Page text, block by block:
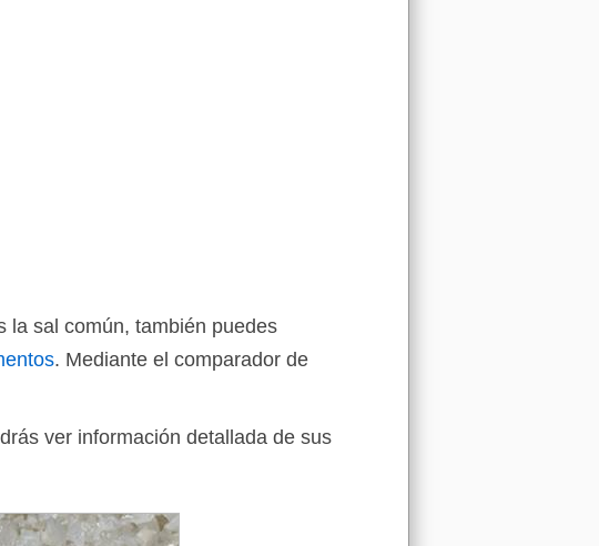
la sal común, también puedes
. Mediante el comparador de
ver información detallada de sus